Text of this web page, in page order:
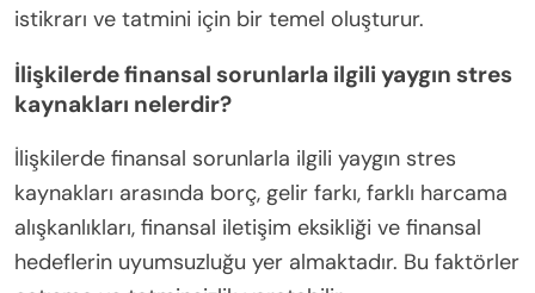
istikrarı ve tatmini için bir temel oluşturur.
İlişkilerde finansal sorunlarla ilgili yaygın stres
kaynakları nelerdir?
İlişkilerde finansal sorunlarla ilgili yaygın stres
kaynakları arasında borç, gelir farkı, farklı harcama
alışkanlıkları, finansal iletişim eksikliği ve finansal
hedeflerin uyumsuzluğu yer almaktadır. Bu faktörler